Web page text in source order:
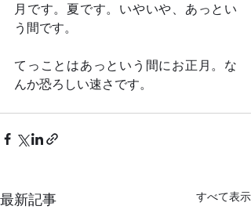
月です。夏です。いやいや、あっとい
う間です。
てっことはあっという間にお正月。な
んか恐ろしい速さです。
最新記事 すべて表示